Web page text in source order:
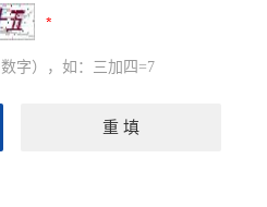
字），如：三加四=7